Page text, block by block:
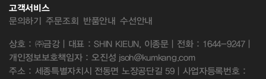
고객서비스
문의하기 주문조회 반품안내 수선안내
상호 : ㈜금강 | 대표 : SHIN KIEUN, 이종문 | 전화 : 1644-9247 |
개인정보보호책임자 : 오진성 jsoh@kumkang.com
주소 : 세종특별자치시 전동면 노장공단길 59 | 사업자등록번호 :